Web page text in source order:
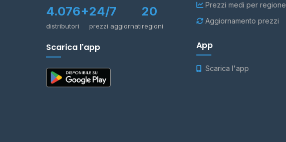
4.076+
distributori
24/7
prezzi aggiornati
20
regioni
Scarica l'app
Prezzi medi per regione
Aggiornamento prezzi
App
Scarica l'app